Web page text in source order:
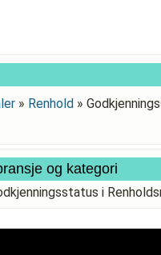
» Renhold »
og kategori
i